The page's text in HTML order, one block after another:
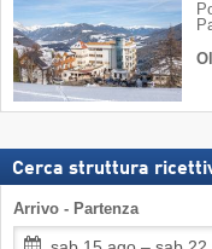
Cerca struttura
Arrivo - Partenza